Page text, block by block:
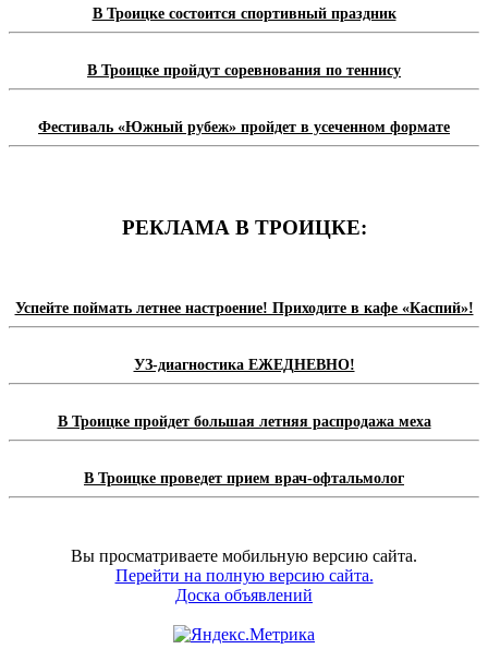
В Троицке состоится спортивный праздник
В Троицке пройдут соревнования по теннису
Фестиваль «Южный рубеж» пройдет в усеченном формате
РЕКЛАМА В ТРОИЦКЕ:
Успейте поймать летнее настроение! Приходите в кафе «Каспий»!
УЗ-диагностика ЕЖЕДНЕВНО!
В Троицке пройдет большая летняя распродажа меха
В Троицке проведет прием врач-офтальмолог
Вы просматриваете мобильную версию сайта.
Перейти на полную версию сайта.
Доска объявлений